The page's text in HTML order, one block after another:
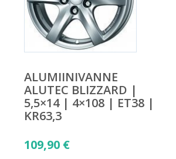
ALUMIINIVANNE
ALUTEC BLIZZARD |
5,5×14 | 4×108 | ET38 |
KR63,3
109,90 €